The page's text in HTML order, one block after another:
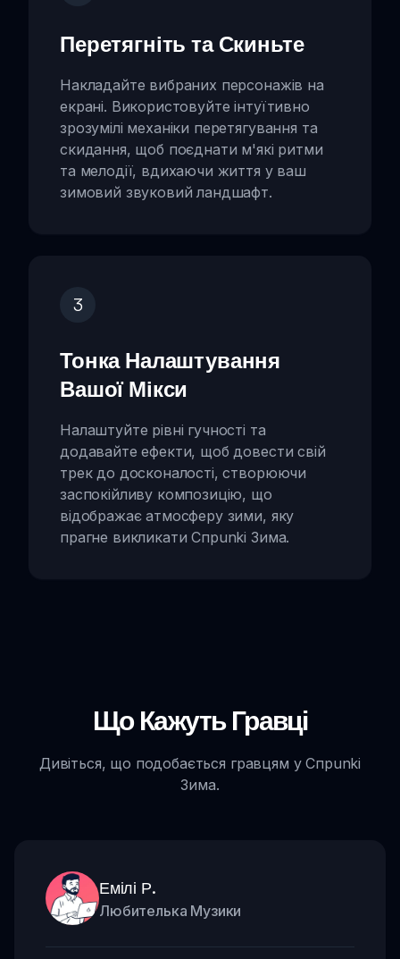
Перетягніть та Скиньте
Накладайте вибраних персонажів на
екрані. Використовуйте інтуїтивно
зрозумілі механіки перетягування та
скидання, щоб поєднати м'які ритми
та мелодії, вдихаючи життя у ваш
зимовий звуковий ландшафт.
3
Тонка Налаштування
Вашої Мікси
Налаштуйте рівні гучності та
додавайте ефекти, щоб довести свій
трек до досконалості, створюючи
заспокійливу композицію, що
відображає атмосферу зими, яку
прагне викликати Спрunki Зима.
Що Кажуть Гравці
Дивіться, що подобається гравцям у Спрunki
Зима.
Емілі Р.
Любителька Музики